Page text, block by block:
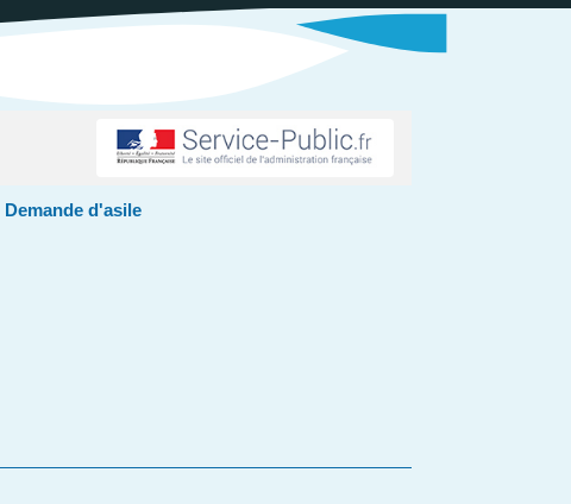
Demande d'asile